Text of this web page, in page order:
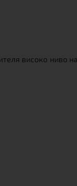
високо ниво